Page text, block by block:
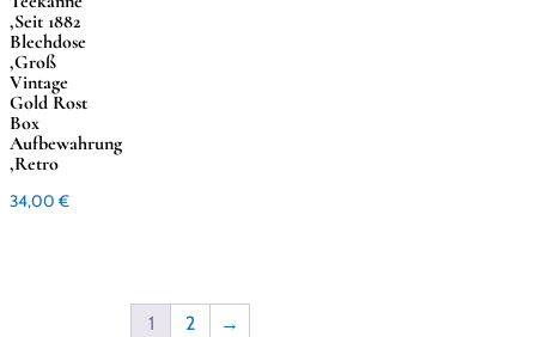
,Seit 1882
Blechdose
,Groß
Vintage
Gold Rost
Box
Aufbewahrung
,Retro
34,00€
1 2 →